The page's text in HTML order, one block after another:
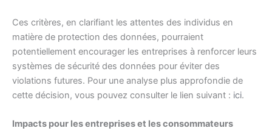
Ces critères, en clarifiant les attentes des individus en
matière de protection des données, pourraient
potentiellement encourager les entreprises à renforcer leurs
systèmes de sécurité des données pour éviter des
violations futures. Pour une analyse plus approfondie de
cette décision, vous pouvez consulter le lien suivant : ici.
Impacts pour les entreprises et les consommateurs